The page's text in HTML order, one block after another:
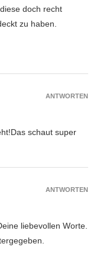
doch recht
zu haben.
schaut super
ANTWORTEN
liebevollen Worte.
ANTWORTEN